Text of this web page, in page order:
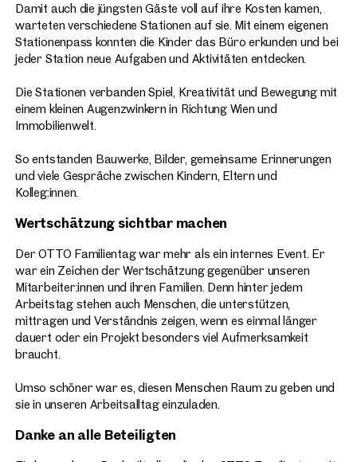
Damit auch die jüngsten Gäste voll auf ihre Kosten kamen,
warteten verschiedene Stationen auf sie. Mit einem eigenen
Stationenpass konnten die Kinder das Büro erkunden und bei
jeder Station neue Aufgaben und Aktivitäten entdecken.
Die Stationen verbanden Spiel, Kreativität und Bewegung mit
einem kleinen Augenzwinkern in Richtung Wien und
Immobilienwelt.
So entstanden Bauwerke, Bilder, gemeinsame Erinnerungen
und viele Gespräche zwischen Kindern, Eltern und
Kolleg:innen.
Wertschätzung sichtbar machen
Der OTTO Familientag war mehr als ein internes Event. Er
war ein Zeichen der Wertschätzung gegenüber unseren
Mitarbeiter:innen und ihren Familien. Denn hinter jedem
Arbeitstag stehen auch Menschen, die unterstützen,
mittragen und Verständnis zeigen, wenn es einmal länger
dauert oder ein Projekt besonders viel Aufmerksamkeit
braucht.
Umso schöner war es, diesen Menschen Raum zu geben und
sie in unseren Arbeitsalltag einzuladen.
Danke an alle Beteiligten